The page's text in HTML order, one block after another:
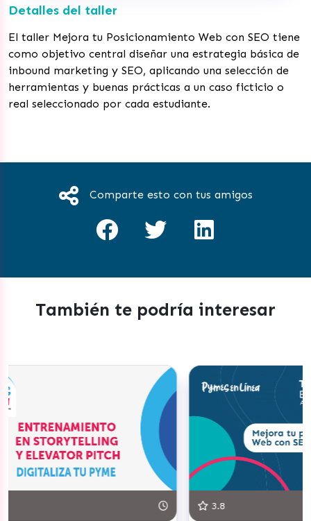
Detalles del taller
El taller Mejora tu Posicionamiento Web con SEO tiene
como objetivo central diseñar una estrategia básica de
inbound marketing y SEO, aplicando una selección de
herramientas y buenas prácticas a un caso ficticio o
real seleccionado por cada estudiante.
Comparte esto con tus amigos
También te podría interesar